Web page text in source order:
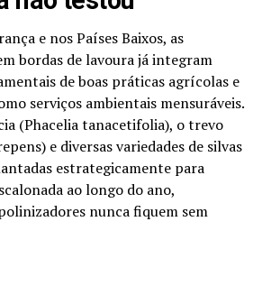
e nos Países Baixos, as
bordas de lavoura já integram
de boas práticas agrícolas e
serviços ambientais mensuráveis.
(Phacelia tanacetifolia), o trevo
e diversas variedades de silvas
estrategicamente para
ao longo do ano,
nunca fiquem sem